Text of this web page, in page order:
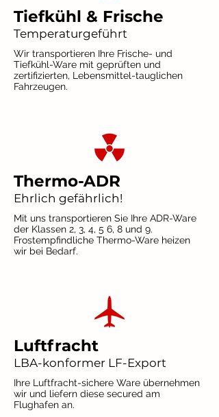
Tiefkühl & Frische
Temperaturgeführt
Wir transportieren Ihre Frische- und
Tiefkühl-Ware mit geprüften und
zertifizierten, Lebensmittel-tauglichen
Fahrzeugen.
Thermo-ADR
Ehrlich gefährlich!
Mit uns transportieren Sie Ihre ADR-Ware
der Klassen 2, 3, 4, 5 6, 8 und 9.
Frostempfindliche Thermo-Ware heizen
wir bei Bedarf.
Luftfracht
LBA-konformer LF-Export
Ihre Luftfracht-sichere Ware übernehmen
wir und liefern diese secured am
Flughafen an.